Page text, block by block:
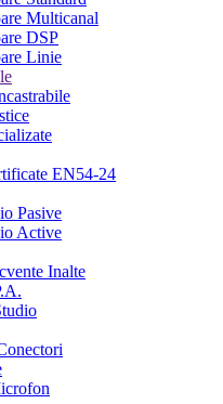
Multicanal
DSP
Linie
EN54-24
Pasive
Active
Inalte